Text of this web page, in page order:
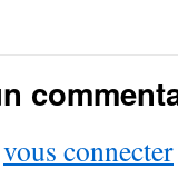
vous connecter